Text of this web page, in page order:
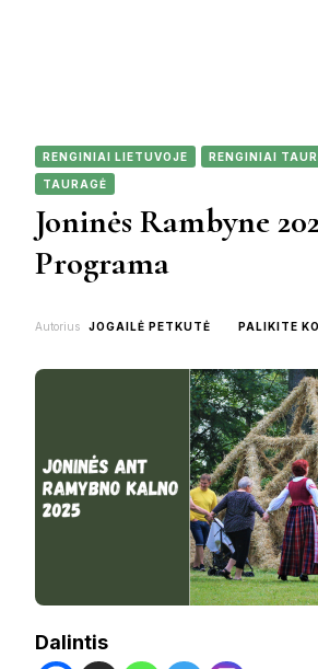
RENGINIAI LIETUVOJE RENGINIAI
TAURAGĖ
Joninės Rambyne
Programa
Autorius JOGAILĖ PETKUTĖ PALIKITE
Dalintis